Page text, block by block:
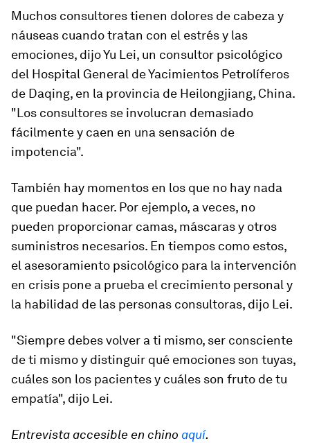
Muchos consultores tienen dolores de cabeza y
náuseas cuando tratan con el estrés y las
emociones, dijo Yu Lei, un consultor psicológico
del Hospital General de Yacimientos Petrolíferos
de Daqing, en la provincia de Heilongjiang, China.
"Los consultores se involucran demasiado
fácilmente y caen en una sensación de
impotencia".
También hay momentos en los que no hay nada
que puedan hacer. Por ejemplo, a veces, no
pueden proporcionar camas, máscaras y otros
suministros necesarios. En tiempos como estos,
el asesoramiento psicológico para la intervención
en crisis pone a prueba el crecimiento personal y
la habilidad de las personas consultoras, dijo Lei.
"Siempre debes volver a ti mismo, ser consciente
de ti mismo y distinguir qué emociones son tuyas,
cuáles son los pacientes y cuáles son fruto de tu
empatía", dijo Lei.
Entrevista accesible en chino aquí.